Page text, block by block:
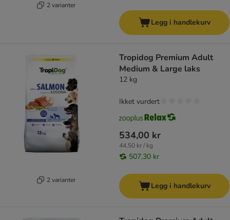
2 varianter
Legg i handlekurv
2 varianter
Tropidog Premium Adult
Medium & Large laks
12 kg
534,00 kr
44,50 kr / kg
507,30 kr
Ikket vurdert
Legg i handlekurv